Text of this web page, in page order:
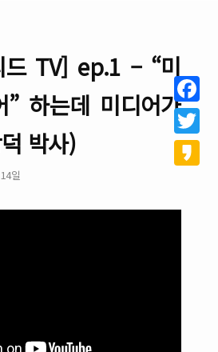
드 TV] ep.1 – “미
” 하는데 미디어가
박사)
일
Twitter